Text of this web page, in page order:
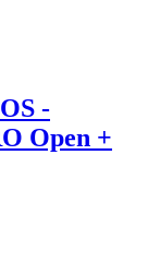
-
Open +